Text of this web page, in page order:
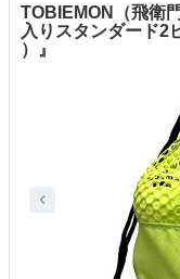
TOBIEMON（飛衛
入りスタンダード2
）』